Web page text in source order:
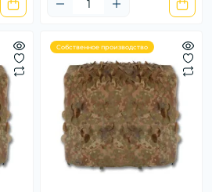
Собственное производство